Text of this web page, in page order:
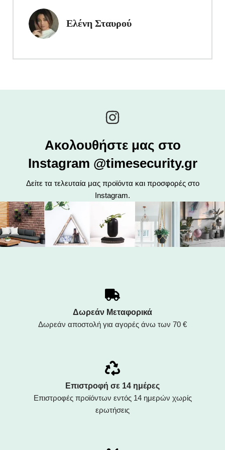
Ελένη Σταυρού
Ακολουθήστε μας στο
Instagram @timesecurity.gr
Δείτε τα τελευταία μας προϊόντα και προσφορές στο
Instagram.
Δωρεάν Μεταφορικά
Δωρεάν αποστολή για αγορές άνω των 70 €
Επιστροφή σε 14 ημέρες
Επιστροφές προϊόντων εντός 14 ημερών χωρίς
ερωτήσεις